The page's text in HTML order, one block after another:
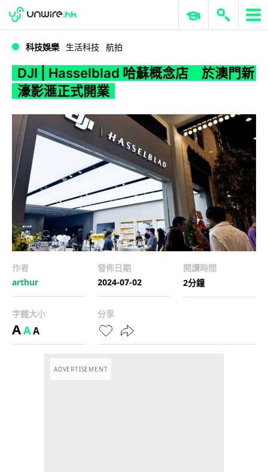
WWDC 2026 ERP 與商業 AI
科技娛樂 生活科技 航拍
DJI | Hasselblad 哈蘇概念店 於澳門新
濠影滙正式開業
作者
arthur
發佈日期
2024-07-02
閱讀時間
2分鐘
字體大小
AAA
分享
ADVERTISEMENT